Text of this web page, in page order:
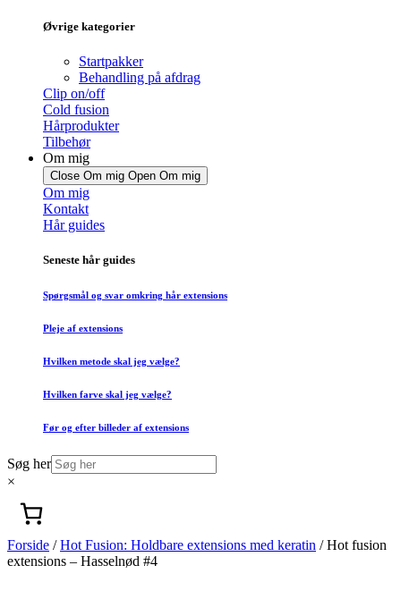
Øvrige kategorier
Startpakker
Behandling på afdrag
Clip on/off
Cold fusion
Hårprodukter
Tilbehør
Om mig
Close Om mig Open Om mig
Om mig
Kontakt
Hår guides
Seneste hår guides
Spørgsmål og svar omkring hår extensions
Pleje af extensions
Hvilken metode skal jeg vælge?
Hvilken farve skal jeg vælge?
Før og efter billeder af extensions
Søg her
×
Forside /Hot Fusion: Holdbare extensions med keratin / Hot fusion
extensions – Hasselnød #4